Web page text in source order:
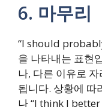
6. 마무리
“I should
을 나타내는 표현
나, 다른 이유로
됩니다. 상황에
나 “I think I